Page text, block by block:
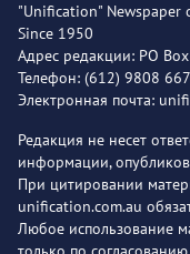
"Unification" Newspaper
Since 1950
Адрес редакции: PO Box
Телефон: (612) 9808
Электронная почта:
Редакция не несет
информации,
При цитировании
unification.com.au
Любое использование